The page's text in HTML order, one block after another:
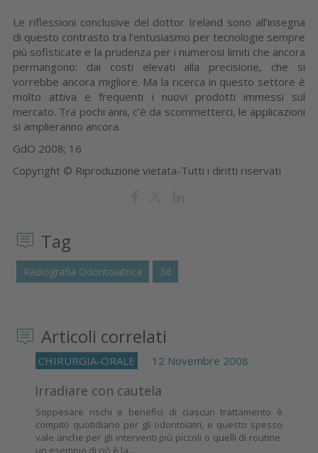
Le riflessioni conclusive del dottor Ireland sono all’insegna
di questo contrasto tra l’entusiasmo per tecnologie sempre
più sofisticate e la prudenza per i numerosi limiti che ancora
permangono: dai costi elevati alla precisione, che si
vorrebbe ancora migliore. Ma la ricerca in questo settore è
molto attiva e frequenti i nuovi prodotti immessi sul
mercato. Tra pochi anni, c’è da scommetterci, le applicazioni
si amplieranno ancora.
GdO 2008; 16
Copyright © Riproduzione vietata-Tutti i diritti riservati
Tag
Radiografia Odontoiatrica 3d
Articoli correlati
CHIRURGIA-ORALE 12 Novembre 2008
Irradiare con cautela
Soppesare rischi e benefici di ciascun trattamento è
compito quotidiano per gli odontoiatri, e questo spesso
vale anche per gli interventi più piccoli o quelli di routine:
un esempio di ciò è la...